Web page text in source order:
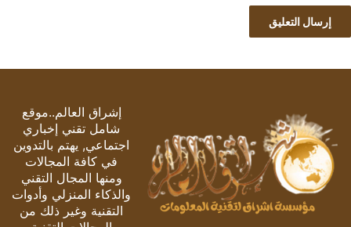
إشراق العالم..موقع
شامل تقني إخباري
اجتماعي, يهتم بالتدوين
في كافة المجالات
ومنها المجال التقني
والذكاء المنزلي وأدوات
التقنية وغير ذلك من